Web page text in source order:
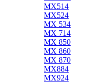
MX514
MХ524
MX 534
MX 714
MX 850
MX 860
MX 870
MX884
MX924